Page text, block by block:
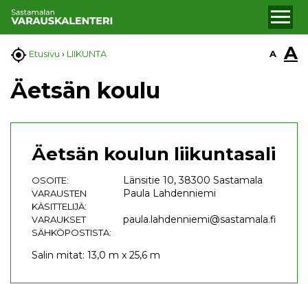
 Etusivu › LIIKUNTA A A
Äetsän koulu
Äetsän koulun liikuntasali
OSOITE: Länsitie 10, 38300 Sastamala
VARAUSTEN
KÄSITTELIJÄ:
Paula Lahdenniemi
VARAUKSET
SÄHKÖPOSTISTA:
paula.lahdenniemi@sastamala.fi
Salin mitat: 13,0 m x 25,6 m